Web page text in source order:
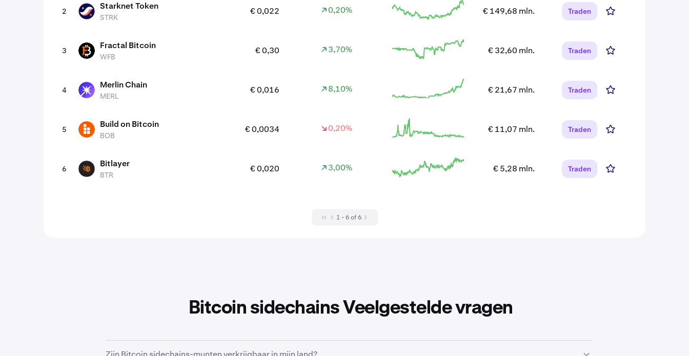
2 STRK Starknet Token
STRK
€ 0,022 0,20% € 149,68 mln. Traden
3 WFB Fractal Bitcoin
WFB
€ 0,30 3,70% € 32,60 mln. Traden
4 MERL Merlin Chain
MERL
€ 0,016 8,10% € 21,67 mln. Traden
5 BOB Build on Bitcoin
BOB
€ 0,0034 0,20% € 11,07 mln. Traden
6 BTR Bitlayer
BTR
€ 0,020 3,00% € 5,28 mln. Traden
1 - 6 of 6
Bitcoin sidechains Veelgestelde vragen